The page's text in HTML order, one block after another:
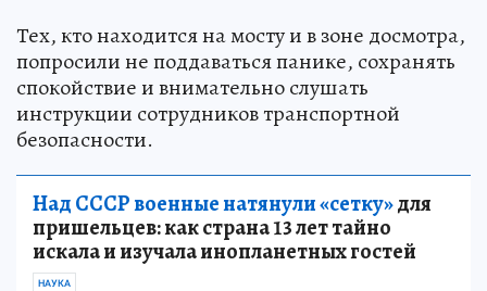
Тех, кто находится на мосту и в зоне досмотра,
попросили не поддаваться панике, сохранять
спокойствие и внимательно слушать
инструкции сотрудников транспортной
безопасности.
Над СССР военные натянули «сетку»для
пришельцев: как страна 13 лет тайно
искала и изучала инопланетных гостей
НАУКА